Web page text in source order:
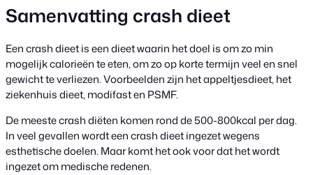
Samenvatting crash dieet
Een crash dieet is een dieet waarin het doel is om zo min
mogelijk calorieën te eten, om zo op korte termijn veel en snel
gewicht te verliezen. Voorbeelden zijn het appeltjesdieet, het
ziekenhuis dieet, modifast en PSMF.
De meeste crash diëten komen rond de 500-800kcal per dag.
In veel gevallen wordt een crash dieet ingezet wegens
esthetische doelen. Maar komt het ook voor dat het wordt
ingezet om medische redenen.